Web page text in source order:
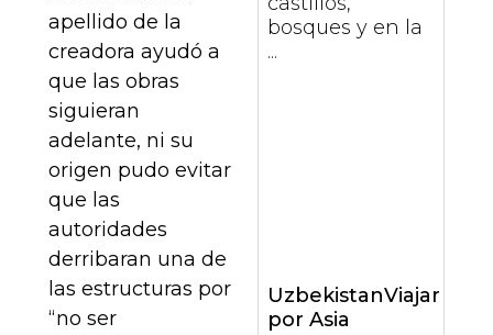
apellido de la
creadora ayudó a
que las obras
siguieran
adelante, ni su
origen pudo evitar
que las
autoridades
derribaran una de
las estructuras por
“no ser
bosques y en la
...
UzbekistanViajar
por Asia